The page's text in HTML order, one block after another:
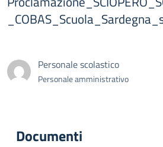
Personale scolastico
Personale amministrativo
Documenti